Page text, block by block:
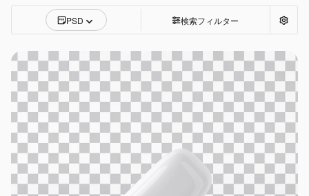
PSD 検索フィルター